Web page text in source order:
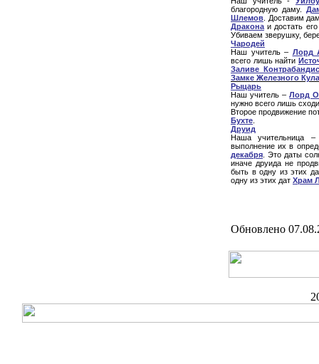
благородную даму.
Шлемов . Доставим
Дракона и достать
Убиваем зверушку,
Чародей
Наш учитель – Лорд
всего лишь найти
Заливе
Замке Железного
Рыцарь
Наш учитель –Лорд
нужно всего лишь
Второе продвижение
Бухте
Друид
Наша учительница
выполнение их в
декабря . Это даты
иначе друида не
быть в одну из этих
одну из этих дат Храм
Обновлено